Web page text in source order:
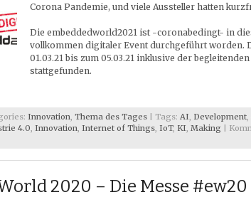
Corona Pandemie, und viele Aussteller hatten
Die embeddedworld2021 ist -coronabedingt- in
vollkommen digitaler Event durchgeführt worden.
01.03.21 bis zum 05.03.21 inklusive der
stattgefunden.
Innovation, Thema des Tages | Tags: AI, Development,
4.0, Innovation, Internet of Things, IoT, KI, Making
2020 – Die Messe #ew20